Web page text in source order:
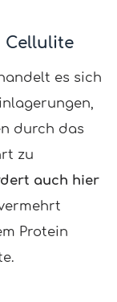
es sich
durch das
zu
auch hier
Protein